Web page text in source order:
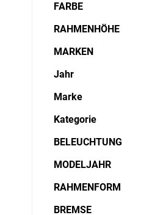
FARBE
RAHMENHÖHE
MARKEN
Jahr
Marke
Kategorie
BELEUCHTUNG
MODELJAHR
RAHMENFORM
BREMSE